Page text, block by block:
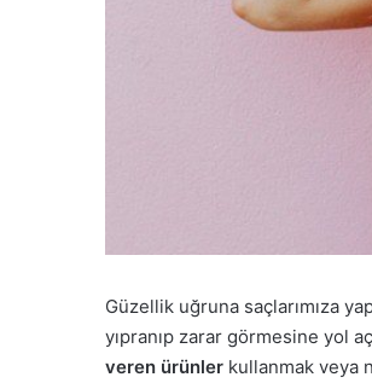
Güzellik uğruna saçlarımıza
yıpranıp zarar görmesine yol
veren ürünler kullanmak veya